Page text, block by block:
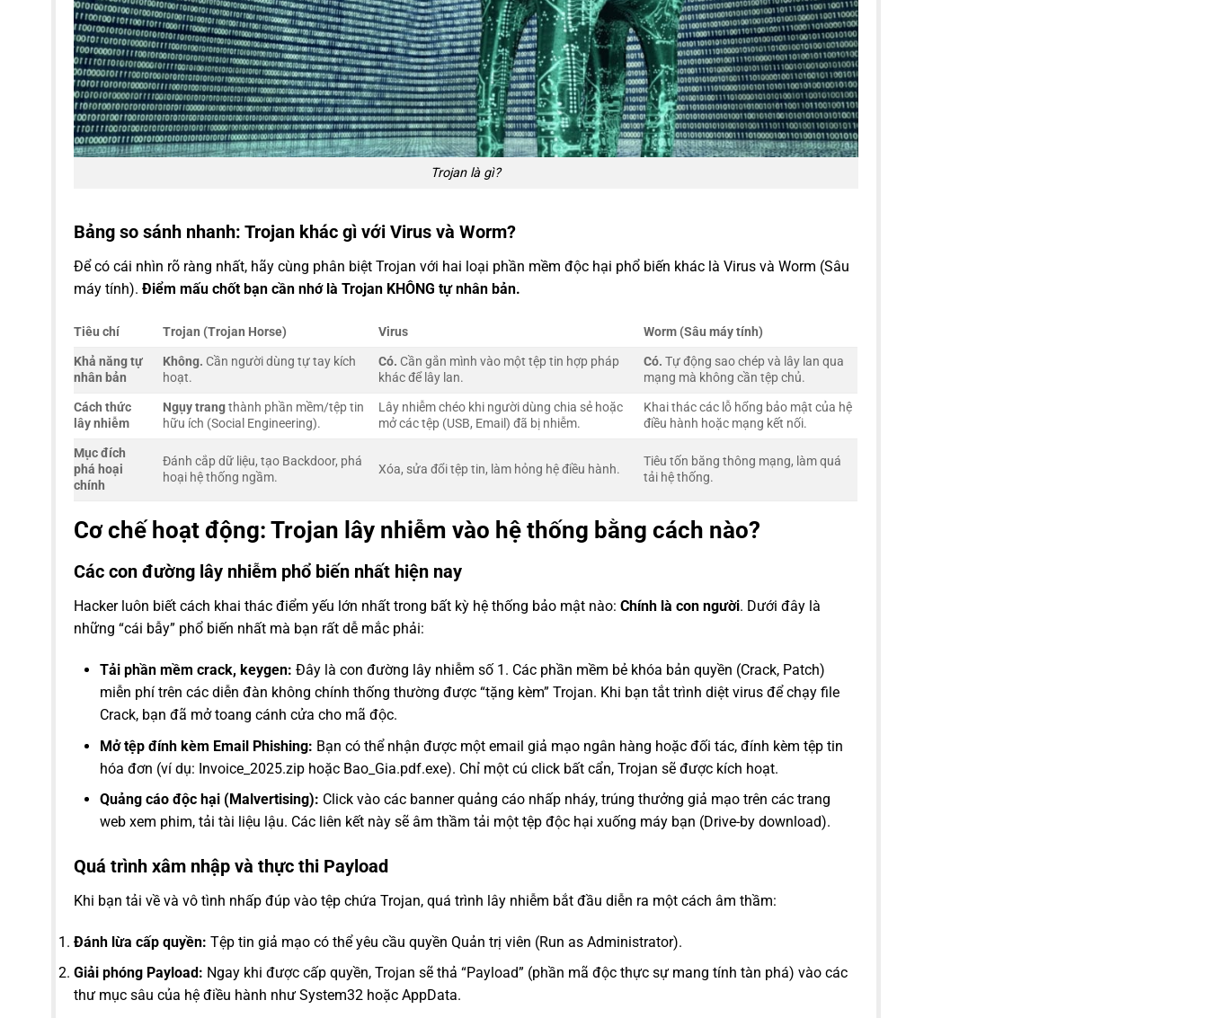
Trojan là gì?
Bảng so sánh nhanh: Trojan khác gì với Virus và Worm?
Để có cái nhìn rõ ràng nhất, hãy cùng phân biệt Trojan với hai loại phần mềm độc hại phổ biến khác là Virus và Worm (Sâu
máy tính). Điểm mấu chốt bạn cần nhớ là Trojan KHÔNG tự nhân bản.
Tiêu chí Trojan (Trojan Horse) Virus
Worm (Sâu máy tính)
Khả năng tự
nhân bản
Không. Cần người dùng tự tay kích
hoạt.
Có. Cần gắn mình vào một tệp tin hợp pháp
khác để lây lan.
Có. Tự động sao chép và lây lan qua
mạng mà không cần tệp chủ.
Cách thức
lây nhiễm
Ngụy trangthành phần mềm/tệp tin
hữu ích (Social Engineering).
Lây nhiễm chéo khi người dùng chia sẻ hoặc
mở các tệp (USB, Email) đã bị nhiễm.
Khai thác các lỗ hổng bảo mật của hệ
điều hành hoặc mạng kết nối.
Mục đích
phá hoại
chính
Đánh cắp dữ liệu, tạo Backdoor, phá
hoại hệ thống ngầm.
Xóa, sửa đổi tệp tin, làm hỏng hệ điều hành.
Tiêu tốn băng thông mạng, làm quá
tải hệ thống.
Cơ chế hoạt động: Trojan lây nhiễm vào hệ thống bằng cách nào?
Các con đường lây nhiễm phổ biến nhất hiện nay
Hacker luôn biết cách khai thác điểm yếu lớn nhất trong bất kỳ hệ thống bảo mật nào: Chính là con người. Dưới đây là
những “cái bẫy” phổ biến nhất mà bạn rất dễ mắc phải:
Tải phần mềm crack, keygen: Đây là con đường lây nhiễm số 1. Các phần mềm bẻ khóa bản quyền (Crack, Patch)
miễn phí trên các diễn đàn không chính thống thường được “tặng kèm” Trojan. Khi bạn tắt trình diệt virus để chạy file
Crack, bạn đã mở toang cánh cửa cho mã độc.
Mở tệp đính kèm Email Phishing: Bạn có thể nhận được một email giả mạo ngân hàng hoặc đối tác, đính kèm tệp tin
hóa đơn (ví dụ: Invoice_2025.zip hoặc Bao_Gia.pdf.exe). Chỉ một cú click bất cẩn, Trojan sẽ được kích hoạt.
Quảng cáo độc hại (Malvertising): Click vào các banner quảng cáo nhấp nháy, trúng thưởng giả mạo trên các trang
web xem phim, tải tài liệu lậu. Các liên kết này sẽ âm thầm tải một tệp độc hại xuống máy bạn (Drive-by download).
Quá trình xâm nhập và thực thi Payload
Khi bạn tải về và vô tình nhấp đúp vào tệp chứa Trojan, quá trình lây nhiễm bắt đầu diễn ra một cách âm thầm:
Đánh lừa cấp quyền: Tệp tin giả mạo có thể yêu cầu quyền Quản trị viên (Run as Administrator).
Giải phóng Payload: Ngay khi được cấp quyền, Trojan sẽ thả “Payload” (phần mã độc thực sự mang tính tàn phá) vào các
thư mục sâu của hệ điều hành như System32 hoặc AppData.